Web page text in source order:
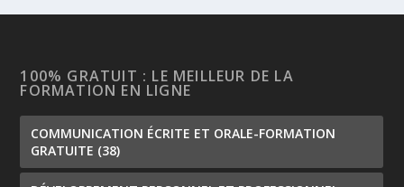
100% GRATUIT : LE MEILLEUR DE LA
FORMATION EN LIGNE
COMMUNICATION ÉCRITE ET ORALE-FORMATION
GRATUITE (38)